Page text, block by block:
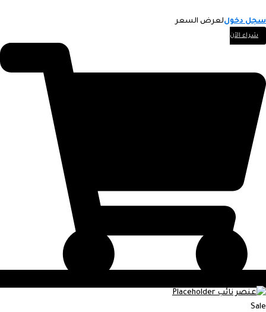
سجل دخوللعرض السعر
شراء الآن
Sale